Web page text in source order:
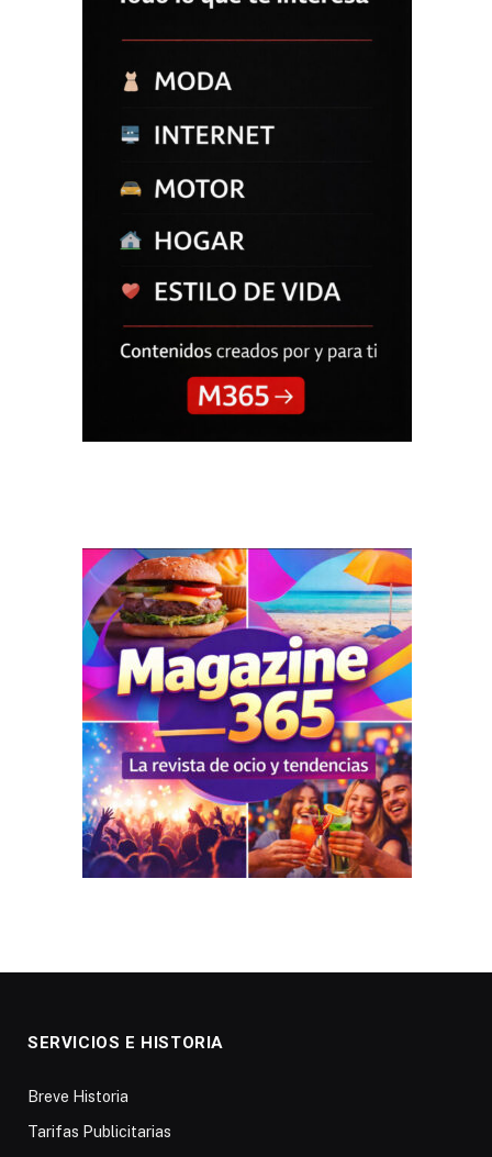
SERVICIOS E HISTORIA
Breve Historia
Tarifas Publicitarias